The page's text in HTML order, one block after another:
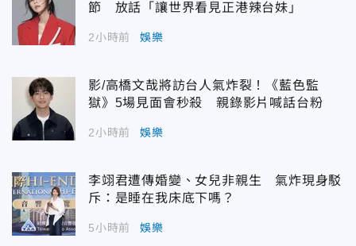
節 放話「讓世界看見正港辣台妹」
2小時前 娛樂
影/高橋文哉將訪台人氣炸裂！《藍色監
獄》5場見面會秒殺 親錄影片喊話台粉
2小時前 娛樂
李翊君遭傳婚變、女兒非親生 氣炸現身駁
斥：是睡在我床底下嗎？
5小時前 娛樂